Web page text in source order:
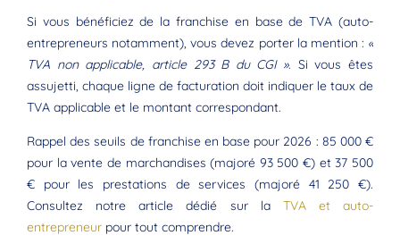
Si vous bénéficiez de la franchise en base de TVA (auto-
entrepreneurs notamment), vous devez porter la mention : «
TVA non applicable, article 293 B du CGI ». Si vous êtes
assujetti, chaque ligne de facturation doit indiquer le taux de
TVA applicable et le montant correspondant.
Rappel des seuils de franchise en base pour 2026 : 85 000 €
pour la vente de marchandises (majoré 93 500 €) et 37 500
€ pour les prestations de services (majoré 41 250 €).
Consultez notre article dédié sur la TVA et auto-
entrepreneur pour tout comprendre.